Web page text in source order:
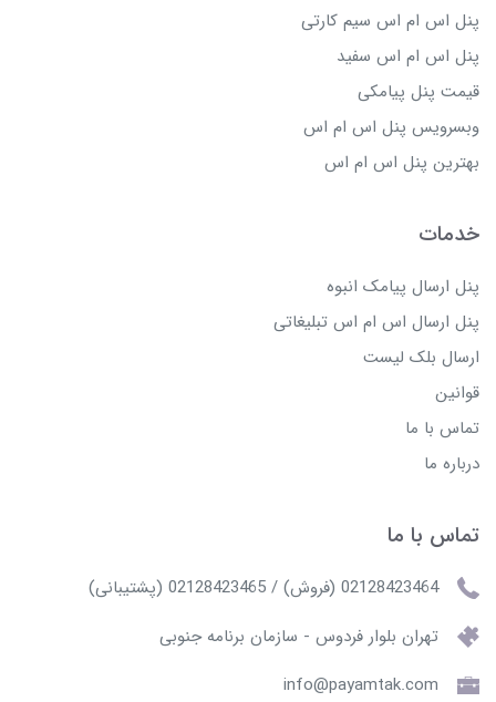
پنل اس ام اس سیم کارتی
پنل اس ام اس سفید
قیمت پنل پیامکی
وبسرویس پنل اس ام اس
بهترین پنل اس ام اس
خدمات
پنل ارسال پیامک انبوه
پنل ارسال اس ام اس تبلیغاتی
ارسال بلک لیست
قوانین
تماس با ما
درباره ما
تماس با ما
02128423464 (فروش) / 02128423465 (پشتیبانی)
تهران بلوار فردوس - سازمان برنامه جنوبی
info@payamtak.com